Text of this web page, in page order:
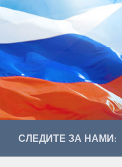
СЛЕДИТЕ ЗА НАМИ: